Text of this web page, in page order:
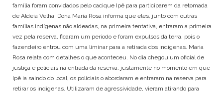
POTIGUARA
TABAJARA
TAMOIOS
TAPIRAPÉ
TARIANA
TEMIMINÓ
TENETEHARA
família foram convidados pelo cacique Ipê para participarem da retomada
de Aldeia Velha. Dona Maria Rosa informa que eles, junto com outras
famílias indígenas não aldeadas, na primeira tentativa, entraram a primeira
vez pela reserva, ficaram um período e foram expulsos da terra, pois o
fazendeiro entrou com uma liminar para a retirada dos indígenas. Maria
Rosa relata com detalhes o que aconteceu. No dia chegou um oficial de
justiça e policiais na entrada da reserva, justamente no momento em que
Ipê ia saindo do local, os policiais o abordaram e entraram na reserva para
retirar os indígenas. Utilizaram de agressividade, vieram atirando para